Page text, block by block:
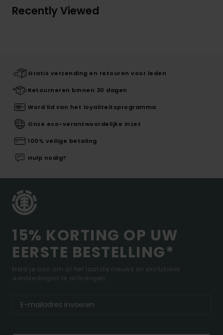
Recently Viewed
Gratis verzending en retouren voor leden
Retourneren binnen 30 dagen
Word lid van het loyaliteitsprogramma
Onze eco-verantwoordelijke inzet
100% veilige betaling
Hulp nodig?
15% KORTING OP UW
EERSTE BESTELLING*
Meld je aan om al het laatste nieuws en exclusieve
aanbiedingen te ontvangen.